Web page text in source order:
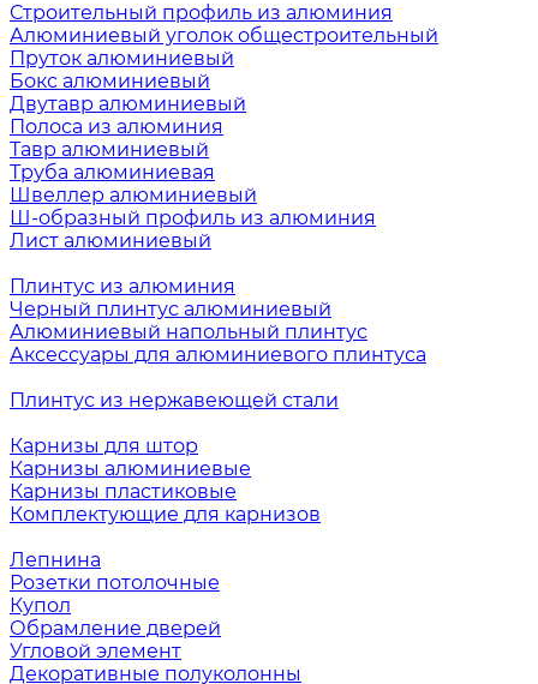
Строительный профиль из алюминия
Алюминиевый уголок общестроительный
Пруток алюминиевый
Бокс алюминиевый
Двутавр алюминиевый
Полоса из алюминия
Тавр алюминиевый
Труба алюминиевая
Швеллер алюминиевый
Ш-образный профиль из алюминия
Лист алюминиевый
Плинтус из алюминия
Черный плинтус алюминиевый
Алюминиевый напольный плинтус
Аксессуары для алюминиевого плинтуса
Плинтус из нержавеющей стали
Карнизы для штор
Карнизы алюминиевые
Карнизы пластиковые
Комплектующие для карнизов
Лепнина
Розетки потолочные
Купол
Обрамление дверей
Угловой элемент
Декоративные полуколонны